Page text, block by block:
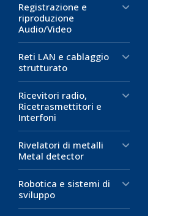
Registrazione e
riproduzione
Audio/Video
Reti LAN e cablaggio
strutturato
Ricevitori radio,
Ricetrasmettitori e
Interfoni
Rivelatori di metalli
Metal detector
Robotica e sistemi di
sviluppo